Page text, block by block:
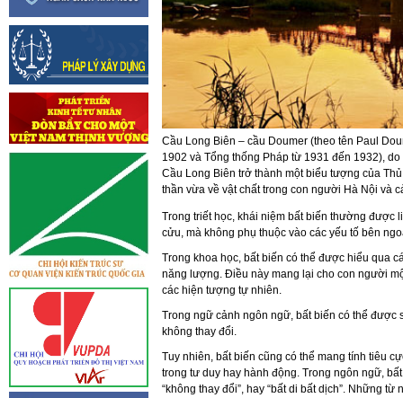
Cầu Long Biên – cầu Doumer (theo tên Paul
1902 và Tổng thống Pháp từ 1931 đến 1932),
Cầu Long Biên trở thành một biểu tượng của
thần vừa về vật chất trong con người Hà Nội và
Trong triết học, khái niệm bất biến thường được
cửu, mà không phụ thuộc vào các yếu tố bên
Trong khoa học, bất biến có thể được hiểu qua
năng lượng. Điều này mang lại cho con người
các hiện tượng tự nhiên.
Trong ngữ cảnh ngôn ngữ, bất biến có thể
không thay đổi.
Tuy nhiên, bất biến cũng có thể mang tính tiêu
trong tư duy hay hành động. Trong ngôn ngữ,
“không thay đổi”, hay “bất di bất dịch”. Những